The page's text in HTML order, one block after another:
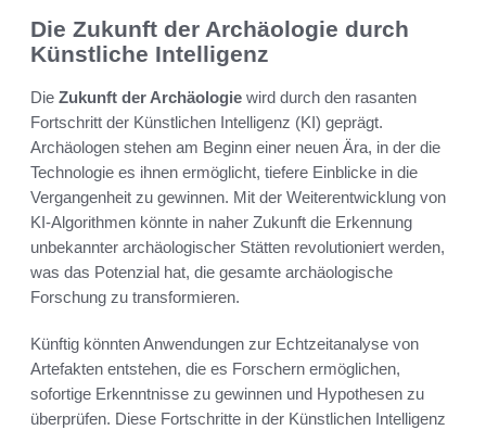
Die Zukunft der Archäologie durch
Künstliche Intelligenz
Die Zukunft der Archäologie wird durch den rasanten
Fortschritt der Künstlichen Intelligenz (KI) geprägt.
Archäologen stehen am Beginn einer neuen Ära, in der die
Technologie es ihnen ermöglicht, tiefere Einblicke in die
Vergangenheit zu gewinnen. Mit der Weiterentwicklung von
KI-Algorithmen könnte in naher Zukunft die Erkennung
unbekannter archäologischer Stätten revolutioniert werden,
was das Potenzial hat, die gesamte archäologische
Forschung zu transformieren.
Künftig könnten Anwendungen zur Echtzeitanalyse von
Artefakten entstehen, die es Forschern ermöglichen,
sofortige Erkenntnisse zu gewinnen und Hypothesen zu
überprüfen. Diese Fortschritte in der Künstlichen Intelligenz